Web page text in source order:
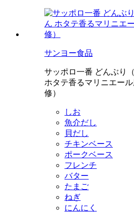
サンヨー食品
サッポロ一番 どんぶり
ホタテ香るマリニエー
修）
しお
魚介だし
貝だし
チキンベース
ポークベース
フレンチ
バター
たまご
ねぎ
にんにく